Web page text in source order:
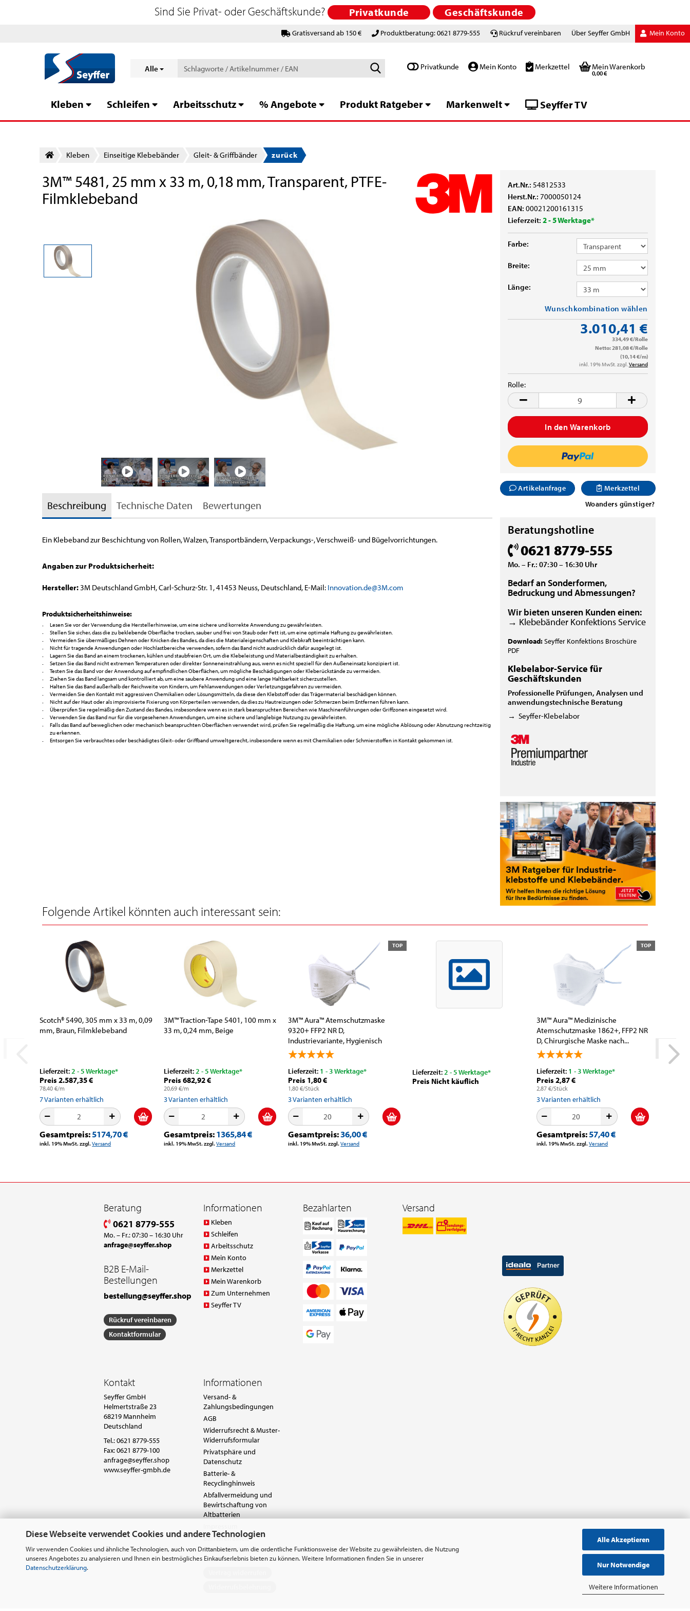
Diese Webseite verwendet Cookies und andere Technologien
Wir verwenden Cookies und ähnliche Technologien, auch von Drittanbietern, um die ordentliche Funktionsweise der Website zu gewährleisten, die Nutzung
unseres Angebotes zu analysieren und Ihnen ein bestmögliches Einkaufserlebnis bieten zu können. Weitere Informationen finden Sie in unserer
Datenschutzerklärung.
Alle Akzeptieren
Nur Notwendige
Weitere Informationen
Gratisversand ab 150 € Produktberatung: 0621 8779-555 Rückruf vereinbaren Über Seyffer GmbH Mein Konto
Alle
Schlagworte
EAN
Privatkunde Mein Konto Merkzettel Mein Warenkorb
0,00 €
Sind Sie Privat- oder Geschäftskunde? Privatkunde Geschäftskunde
Kleben Schleifen Arbeitsschutz % Angebote Produkt Ratgeber Markenwelt Seyffer TV
Kleben Einseitige Klebebänder Gleit- & Griffbänder zurück
3M™ 5481, 25 mm x 33 m, 0,18 mm, Transparent, PTFE-
Filmklebeband
Art.Nr.:54812533
Herst.Nr.:7000050124
EAN:00021200161315
Lieferzeit:2 - 5 Werktage*
Farbe:
Breite:
Länge:
Wunschkombination wählen
3.010,41 €
334,49 €/Rolle
Netto: 281,08 €/Rolle
(10,14 €/m)
inkl. 19% MwSt. zzgl.Versand
Rolle:
Rolle
Artikelanfrage
Merkzettel
Woanders günstiger?
Beratungshotline
0621 8779-555
Mo. – Fr.: 07:30 – 16:30 Uhr
Bedarf an Sonderformen,
Bedruckung und Abmessungen?
Wir bieten unseren Kunden einen:
→ Klebebänder Konfektions Service
Download:Seyffer Konfektions Broschüre
PDF
Klebelabor-Service für
Geschäftskunden
Professionelle Prüfungen, Analysen und
anwendungstechnische Beratung
→Seyffer-Klebelabor
Beschreibung Technische Daten Bewertungen
Ein Klebeband zur Beschichtung von Rollen, Walzen, Transportbändern, Verpackungs-, Verschweiß- und Bügelvorrichtungen.
Angaben zur Produktsicherheit:
Hersteller:3M Deutschland GmbH, Carl-Schurz-Str. 1, 41453 Neuss, Deutschland, E-Mail: Innovation.de@3M.com
Produktsicherheitshinweise:
Lesen Sie vor der Verwendung die Herstellerhinweise, um eine sichere und korrekte Anwendung zu gewährleisten.
Stellen Sie sicher, dass die zu beklebende Oberfläche trocken, sauber und frei von Staub oder Fett ist, um eine optimale Haftung zu gewährleisten.
Vermeiden Sie übermäßiges Dehnen oder Knicken des Bandes, da dies die Materialeigenschaften und Klebkraft beeinträchtigen kann.
Nicht für tragende Anwendungen oder Hochlastbereiche verwenden, sofern das Band nicht ausdrücklich dafür ausgelegt ist.
Lagern Sie das Band an einem trockenen, kühlen und staubfreien Ort, um die Klebeleistung und Materialbeständigkeit zu erhalten.
Setzen Sie das Band nicht extremen Temperaturen oder direkter Sonneneinstrahlung aus, wenn es nicht speziell für den Außeneinsatz konzipiert ist.
Testen Sie das Band vor der Anwendung auf empfindlichen Oberflächen, um mögliche Beschädigungen oder Kleberückstände zu vermeiden.
Ziehen Sie das Band langsam und kontrolliert ab, um eine saubere Anwendung und eine lange Haltbarkeit sicherzustellen.
Halten Sie das Band außerhalb der Reichweite von Kindern, um Fehlanwendungen oder Verletzungsgefahren zu vermeiden.
Vermeiden Sie den Kontakt mit aggressiven Chemikalien oder Lösungsmitteln, da diese den Klebstoff oder das Trägermaterial beschädigen können.
Nicht auf der Haut oder als improvisierte Fixierung von Körperteilen verwenden, da dies zu Hautreizungen oder Schmerzen beim Entfernen führen kann.
Überprüfen Sie regelmäßig den Zustand des Bandes, insbesondere wenn es in stark beanspruchten Bereichen wie Maschinenführungen oder Griffzonen eingesetzt wird.
Verwenden Sie das Band nur für die vorgesehenen Anwendungen, um eine sichere und langlebige Nutzung zu gewährleisten.
Falls das Band auf beweglichen oder mechanisch beanspruchten Oberflächen verwendet wird, prüfen Sie regelmäßig die Haftung, um eine mögliche Ablösung oder Abnutzung rechtzeitig
zu erkennen.
Entsorgen Sie verbrauchtes oder beschädigtes Gleit- oder Griffband umweltgerecht, insbesondere wenn es mit Chemikalien oder Schmierstoffen in Kontakt gekommen ist.
Folgende Artikel könnten auch interessant sein:
Scotch® 5490, 305 mm x 33 m, 0,09
mm, Braun, Filmklebeband
Lieferzeit: 2 - 5 Werktage*
Preis 2.587,35 €
78,40 €/m
7Varianten erhältlich
Gesamtpreis:5174,70 €
inkl. 19% MwSt. zzgl.Versand
3M™ Traction-Tape 5401, 100 mm x
33 m, 0,24 mm, Beige
Lieferzeit: 2 - 5 Werktage*
Preis 682,92 €
20,69 €/m
3Varianten erhältlich
Gesamtpreis:1365,84 €
inkl. 19% MwSt. zzgl.Versand
TOP
3M™ Aura™ Atemschutzmaske
9320+ FFP2 NR D,
Industrievariante, Hygienisch
einzelverpackt,...
Lieferzeit: 1 - 3 Werktage*
Preis 1,80 €
1,80 €/Stück
3Varianten erhältlich
Gesamtpreis:36,00 €
inkl. 19% MwSt. zzgl.Versand
Lieferzeit: 2 - 5 Werktage*
Preis Nicht käuflich
TOP
3M™ Aura™ Medizinische
Atemschutzmaske 1862+, FFP2 NR
D, Chirurgische Maske nach...
Lieferzeit: 1 - 3 Werktage*
Preis 2,87 €
2,87 €/Stück
3Varianten erhältlich
Gesamtpreis:57,40 €
inkl. 19% MwSt. zzgl.Versand
Beratung
0621 8779-555
Mo. – Fr.: 07:30 – 16:30 Uhr
anfrage@seyffer.shop
B2B E-Mail-
Bestellungen
bestellung@seyffer.shop
Rückruf vereinbaren
Kontaktformular
Informationen
Kleben
Schleifen
Arbeitsschutz
Mein Konto
Merkzettel
Mein Warenkorb
Zum Unternehmen
Seyffer TV
Bezahlarten Versand
Kontakt
Seyffer GmbH
Helmertstraße 23
68219 Mannheim
Deutschland
Tel.:0621 8779-555
Fax: 0621 8779-100
anfrage@seyffer.shop
www.seyffer-gmbh.de
Informationen
Versand- &
Zahlungsbedingungen
AGB
Widerrufsrecht & Muster-
Widerrufsformular
Privatsphäre und
Datenschutz
Batterie- &
Recyclinghinweis
Abfallvermeidung und
Bewirtschaftung von
Altbatterien
Barrierefreiheit
Cookie Einstellungen